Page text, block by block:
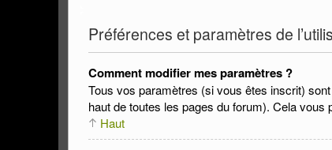
Préférences et paramètres de
Comment modifier mes paramètres ?
Tous vos paramètres (si vous êtes inscrit)
haut de toutes les pages du forum). Cela
Haut